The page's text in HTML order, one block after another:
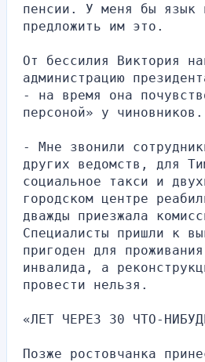
пенсии. У меня бы язык
предложить им это.
От бессилия Виктория
администрацию
- на время она
персоной» у чиновников.
- Мне звонили
других ведомств, для
социальное такси и
городском центре
дважды приезжала
Специалисты пришли к
пригоден для
инвалида, а
провести нельзя.
«ЛЕТ ЧЕРЕЗ 30 ЧТО-
Позже ростовчанка